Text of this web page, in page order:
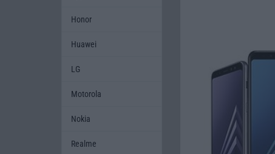
Honor
Huawei
LG
Motorola
Nokia
Realme